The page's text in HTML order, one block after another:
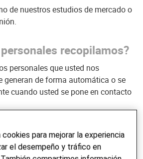
de nuestros estudios de mercado o
recopilamos?
personales que usted nos
generan de forma automática o se
cuando usted se pone en contacto
para mejorar la experiencia
el desempeño y tráfico en